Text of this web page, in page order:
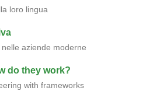
loro lingua
nelle aziende moderne
do they work?
with frameworks